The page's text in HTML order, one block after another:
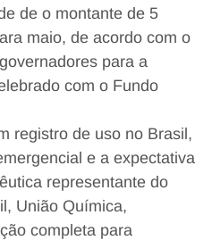
de o montante de 5
maio, de acordo com o
para a
com o Fundo
registro de uso no Brasil,
e a expectativa
representante do
União Química,
completa para